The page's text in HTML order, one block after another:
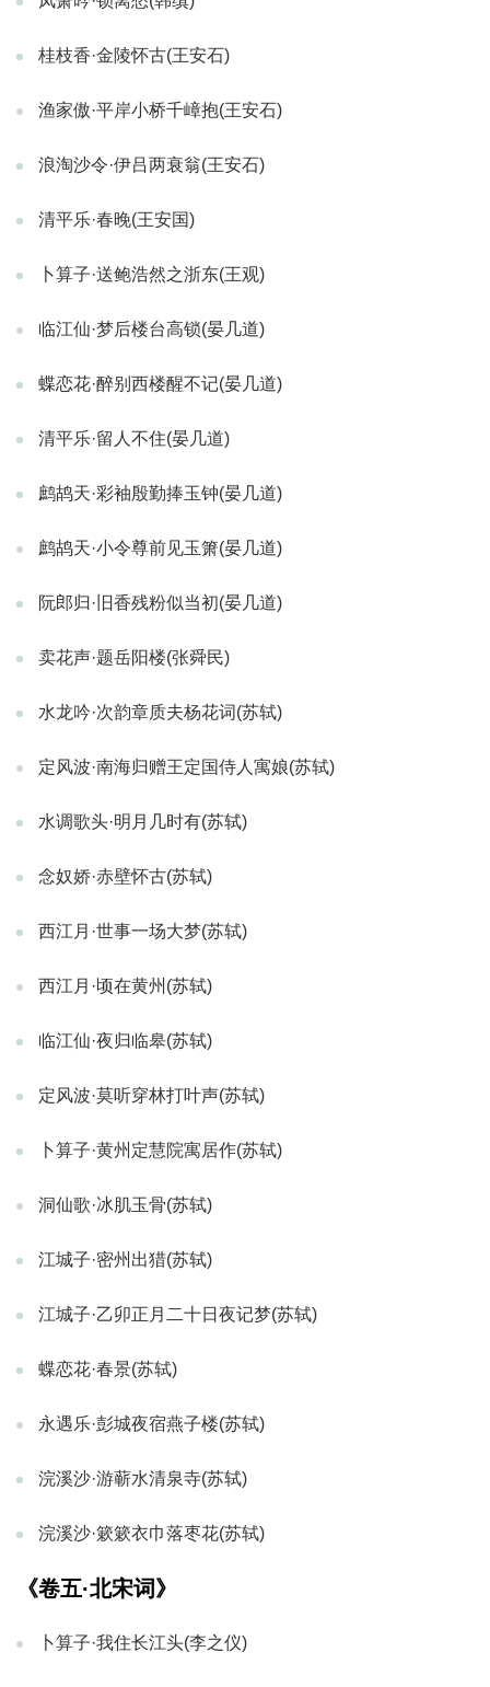
桂枝香·金陵怀古(王安石)
渔家傲·平岸小桥千嶂抱(王安石)
浪淘沙令·伊吕两衰翁(王安石)
清平乐·春晚(王安国)
卜算子·送鲍浩然之浙东(王观)
临江仙·梦后楼台高锁(晏几道)
蝶恋花·醉别西楼醒不记(晏几道)
清平乐·留人不住(晏几道)
鹧鸪天·彩袖殷勤捧玉钟(晏几道)
鹧鸪天·小令尊前见玉箫(晏几道)
阮郎归·旧香残粉似当初(晏几道)
卖花声·题岳阳楼(张舜民)
水龙吟·次韵章质夫杨花词(苏轼)
定风波·南海归赠王定国侍人寓娘(苏轼)
水调歌头·明月几时有(苏轼)
念奴娇·赤壁怀古(苏轼)
西江月·世事一场大梦(苏轼)
西江月·顷在黄州(苏轼)
临江仙·夜归临皋(苏轼)
定风波·莫听穿林打叶声(苏轼)
卜算子·黄州定慧院寓居作(苏轼)
洞仙歌·冰肌玉骨(苏轼)
江城子·密州出猎(苏轼)
江城子·乙卯正月二十日夜记梦(苏轼)
蝶恋花·春景(苏轼)
永遇乐·彭城夜宿燕子楼(苏轼)
浣溪沙·游蕲水清泉寺(苏轼)
浣溪沙·簌簌衣巾落枣花(苏轼)
《卷五·北宋词》
卜算子·我住长江头(李之仪)